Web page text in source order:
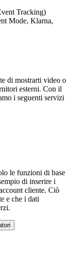
Tracking)
Mode, Klarna,
di mostrarti video o
esterni. Con il
i seguenti servizi
le funzioni di base
di inserire i
cliente. Ciò
e che i dati